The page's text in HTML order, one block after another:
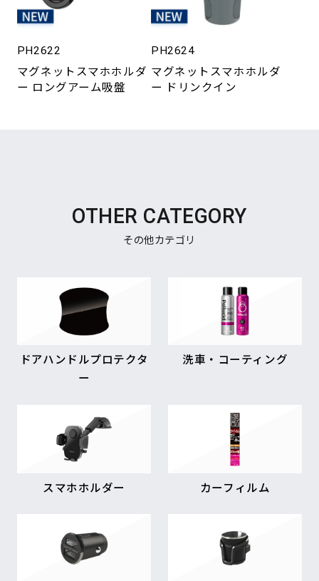
PH2622
マグネットスマホホルダ
ー ロングアーム吸盤
PH2624
マグネットスマホホルダ
ー ドリンクイン
OTHER CATEGORY
その他カテゴリ
ドアハンドルプロテクタ
ー
洗車・コーティング
スマホホルダー カーフィルム